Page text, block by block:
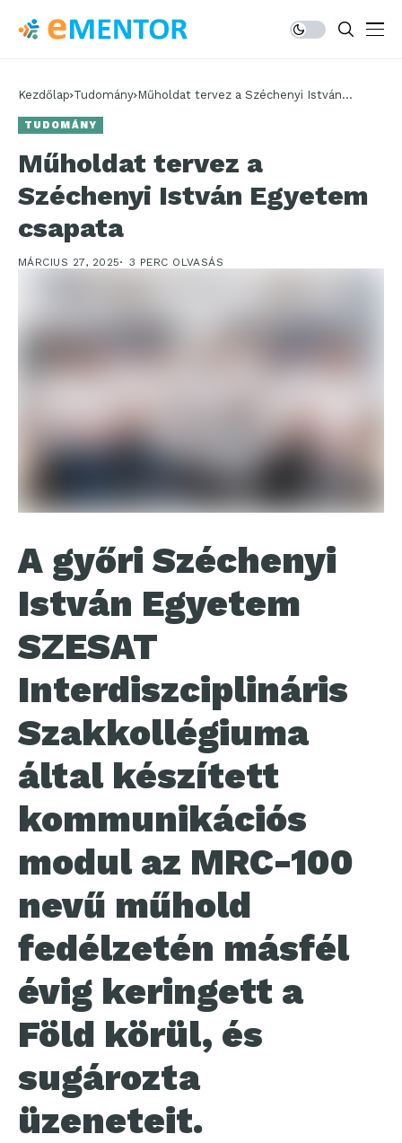
Kezdőlap Tudomány Műholdat tervez a Széchenyi István
TUDOMÁNY
Műholdat tervez a
Széchenyi István Egyetem
csapata
MÁRCIUS 27, 2025 3 PERC OLVASÁS
A győri Széchenyi
István Egyetem
SZESAT
Interdiszciplináris
Szakkollégiuma
által készített
kommunikációs
modul az MRC-100
nevű műhold
fedélzetén másfél
évig keringett a
Föld körül, és
sugározta
üzeneteit.